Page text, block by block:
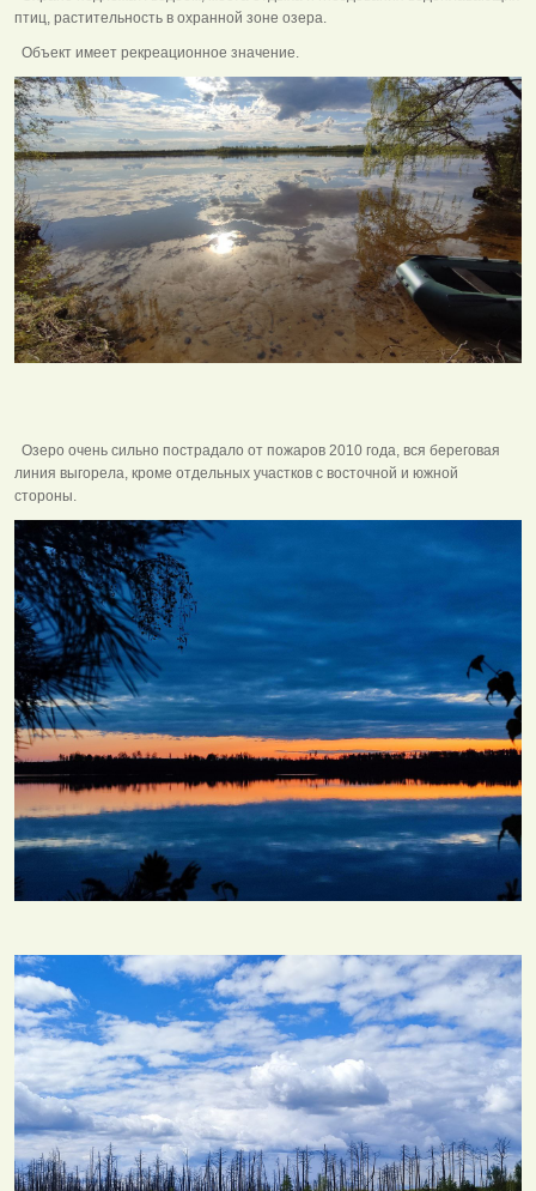
птиц, растительность в охранной зоне озера.
Объект имеет рекреационное значение.
Озеро очень сильно пострадало от пожаров 2010 года, вся береговая
линия выгорела, кроме отдельных участков с восточной и южной
стороны.